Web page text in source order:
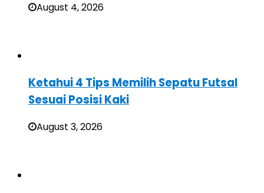
August 4, 2026
Ketahui 4 Tips Memilih Sepatu Futsal
Sesuai Posisi Kaki
August 3, 2026